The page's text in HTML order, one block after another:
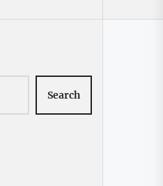
Search